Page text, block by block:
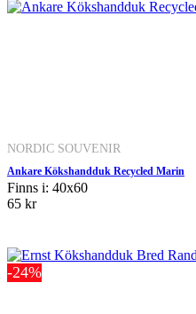
NORDIC SOUVENIR
Ankare Kökshandduk Recycled Marin
Finns i: 40x60
65 kr
-24%